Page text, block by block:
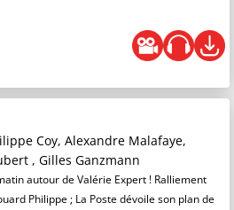
Coy, Alexandre Malafaye,
, Gilles Ganzmann
autour de Valérie Expert ! Ralliement
Philippe ; La Poste dévoile son plan de